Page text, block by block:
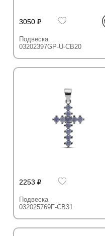
3050
Подвеска
03202397GP-U-CB20
2253
Подвеска
032025769F-CB31